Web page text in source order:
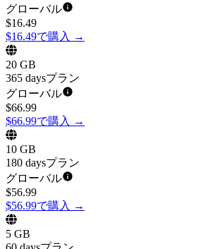
グローバル
$16.49
$16.49で購入 →
20 GB
365 daysプラン
グローバル
$66.99
$66.99で購入 →
10 GB
180 daysプラン
グローバル
$56.99
$56.99で購入 →
5 GB